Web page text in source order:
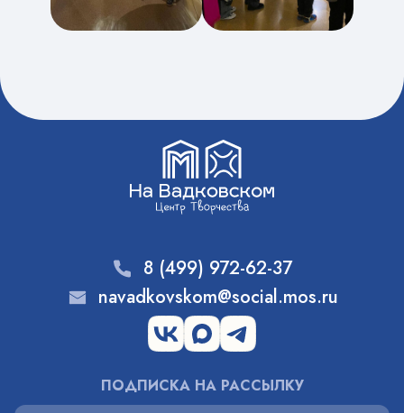
8 (499) 972-62-37
navadkovskom@social.mos.ru
ПОДПИСКА НА РАССЫЛКУ